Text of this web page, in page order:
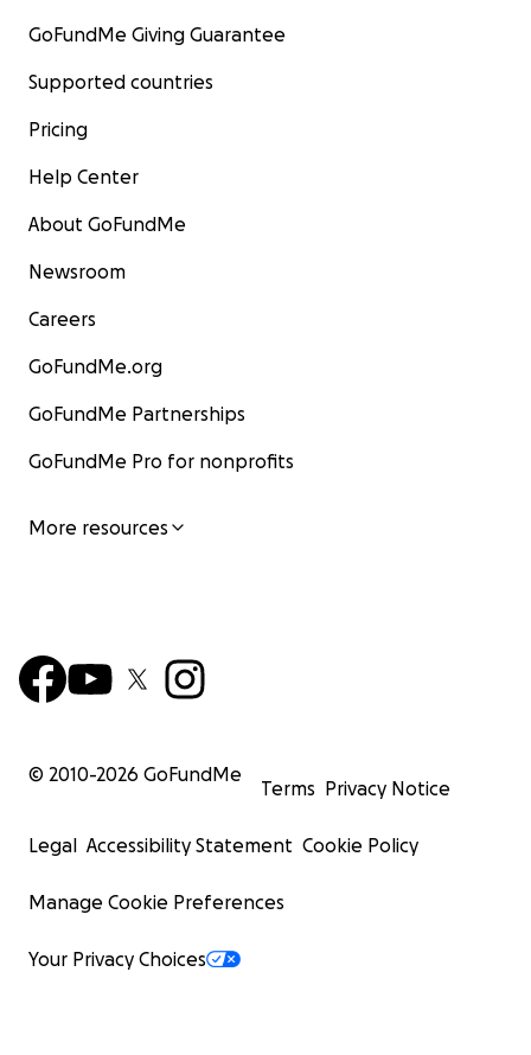
GoFundMe Giving Guarantee
Supported countries
Pricing
Help Center
About GoFundMe
Newsroom
Careers
GoFundMe.org
GoFundMe Partnerships
GoFundMe Pro for nonprofits
More resources
© 2010-2026 GoFundMe
Terms Privacy Notice
Legal Accessibility Statement Cookie Policy
Manage Cookie Preferences
Your Privacy Choices